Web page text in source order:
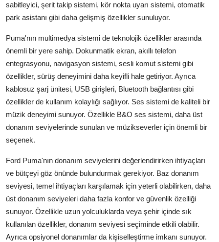
sabitleyici, şerit takip sistemi, kör nokta uyarı sistemi, otomatik
park asistanı gibi daha gelişmiş özellikler sunuluyor.
Puma'nın multimedya sistemi de teknolojik özellikler arasında
önemli bir yere sahip. Dokunmatik ekran, akıllı telefon
entegrasyonu, navigasyon sistemi, sesli komut sistemi gibi
özellikler, sürüş deneyimini daha keyifli hale getiriyor. Ayrıca
kablosuz şarj ünitesi, USB girişleri, Bluetooth bağlantısı gibi
özellikler de kullanım kolaylığı sağlıyor. Ses sistemi de kaliteli bir
müzik deneyimi sunuyor. Özellikle B&O ses sistemi, daha üst
donanım seviyelerinde sunulan ve müzikseverler için önemli bir
seçenek.
Ford Puma'nın donanım seviyelerini değerlendirirken ihtiyaçları
ve bütçeyi göz önünde bulundurmak gerekiyor. Baz donanım
seviyesi, temel ihtiyaçları karşılamak için yeterli olabilirken, daha
üst donanım seviyeleri daha fazla konfor ve güvenlik özelliği
sunuyor. Özellikle uzun yolculuklarda veya şehir içinde sık
kullanılan özellikler, donanım seviyesi seçiminde etkili olabilir.
Ayrıca opsiyonel donanımlar da kişiselleştirme imkanı sunuyor.